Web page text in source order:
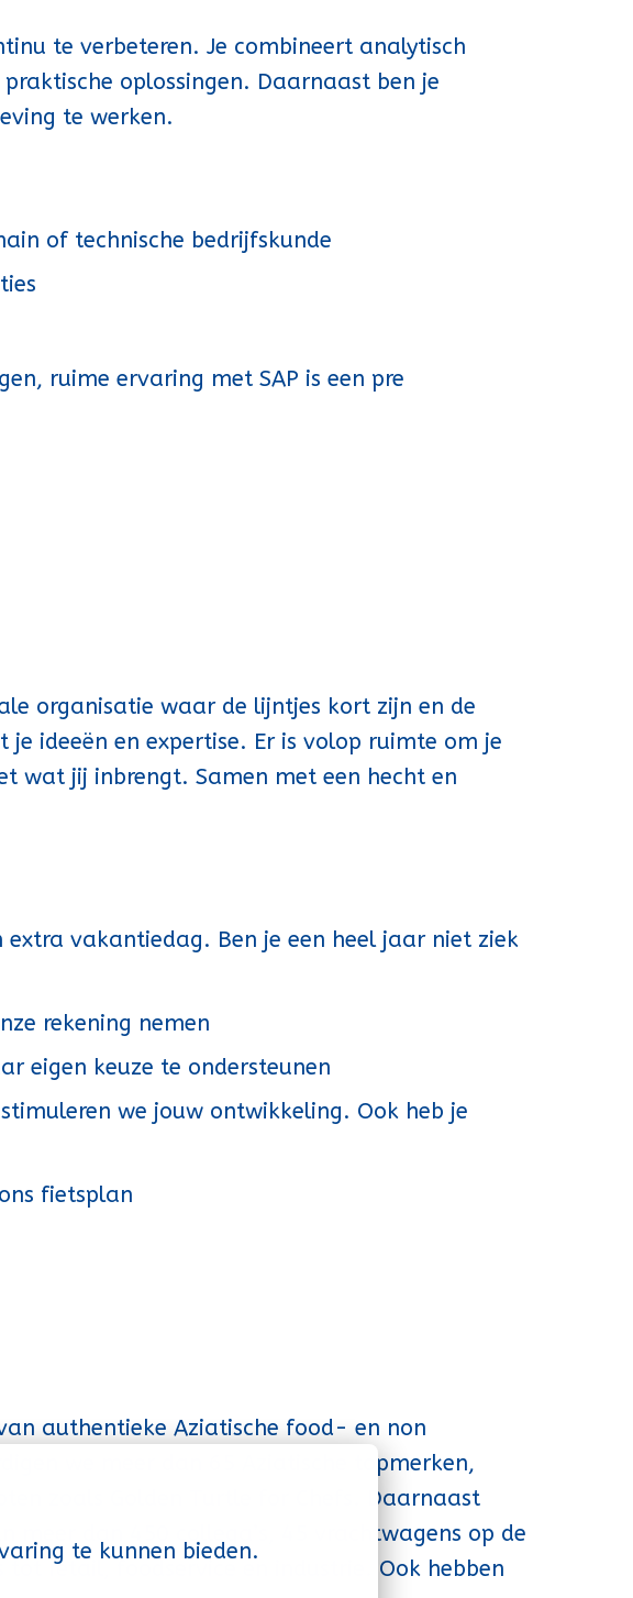
te kunnen bieden.
te verbeteren. Je combineert analytisch
oplossingen. Daarnaast ben je
te werken.
of technische bedrijfskunde
ruime ervaring met SAP is een pre
organisatie waar de lijntjes kort zijn en de
ideeën en expertise. Er is volop ruimte om je
wat jij inbrengt. Samen met een hecht en
vakantiedag. Ben je een heel jaar niet ziek
rekening nemen
eigen keuze te ondersteunen
we jouw ontwikkeling. Ook heb je
fietsplan
authentieke Aziatische food- en non
we meer dan 65 Aziatische topmerken,
zoals Golden Turtle for Chefs. Daarnaast
meer dan 450 collega’s, 45 vrachtwagens op de
retail, foodservice en industrie. Ook hebben